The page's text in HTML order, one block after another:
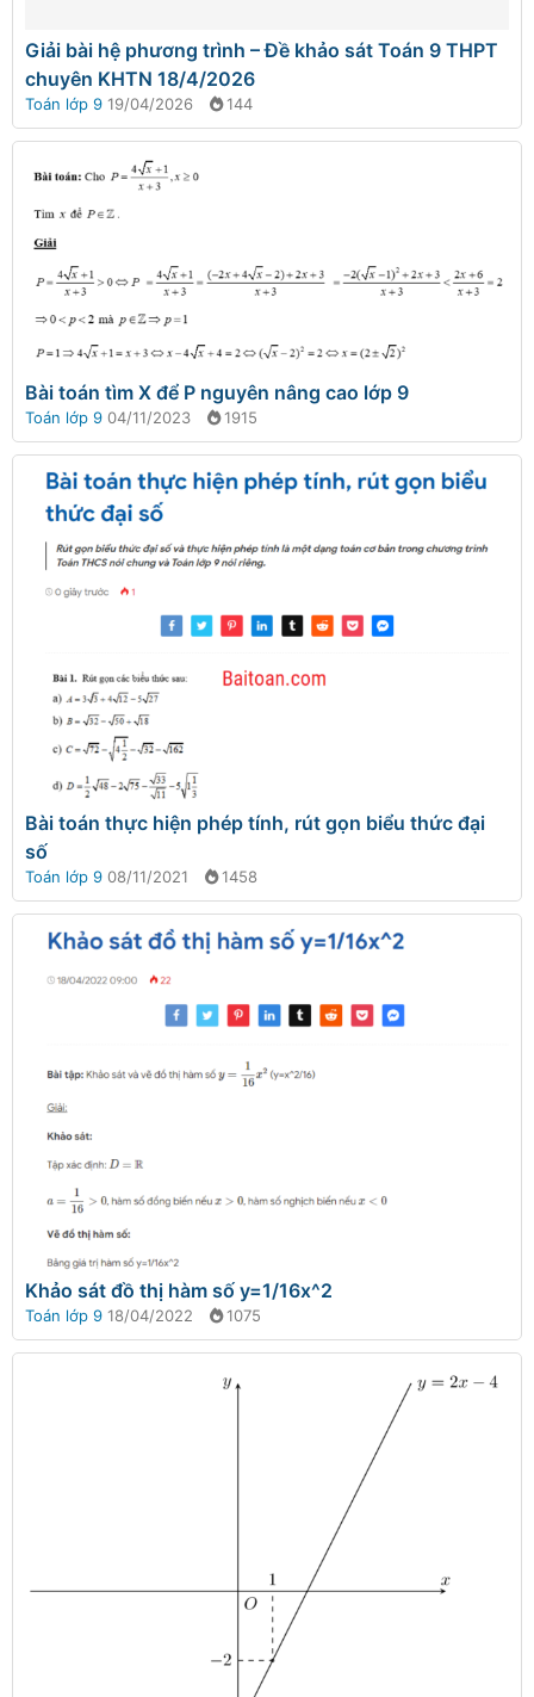
Giải bài hệ phương trình – Đề khảo sát Toán 9 THPT
chuyên KHTN 18/4/2026
Toán lớp 9 19/04/2026 144
Bài toán tìm X để P nguyên nâng cao lớp 9
Toán lớp 9 04/11/2023 1915
Bài toán thực hiện phép tính, rút gọn biểu thức đại
số
Toán lớp 9 08/11/2021 1458
Khảo sát đồ thị hàm số y=1/16x^2
Toán lớp 9 18/04/2022 1075